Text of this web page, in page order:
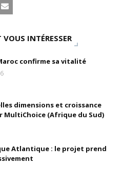
INTÉRESSER
confirme sa vitalité
dimensions et croissance
MultiChoice (Afrique du Sud)
Atlantique : le projet prend